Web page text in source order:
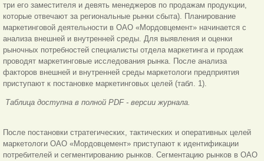
три его заместителя и девять менеджеров по продажам продукции,
которые отвечают за региональные рынки сбыта). Планирование
маркетинговой деятельности в ОАО «Мордовцемент» начинается с
анализа внешней и внутренней среды. Для выявления и оценки
рыночных потребностей специалисты отдела маркетинга и продаж
проводят маркетинговые исследования рынка. После анализа
факторов внешней и внутренней среды маркетологи предприятия
приступают к постановке маркетинговых целей (табл. 1).
Таблица доступна в полной PDF - версии журнала.
После постановки стратегических, тактических и оперативных целей
маркетологи ОАО «Мордовцемент» приступают к идентификации
потребителей и сегментированию рынков. Сегментацию рынков в ОАО